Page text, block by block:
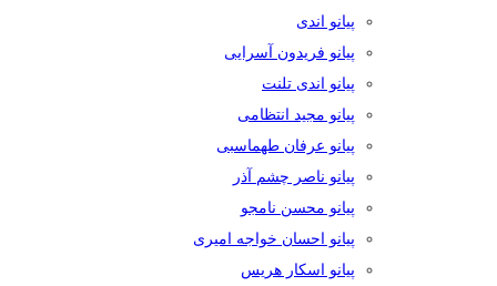
پیانو اندی
پیانو فریدون آسرایی
پیانو اندی تلنت
پیانو مجید انتظامی
پیانو عرفان طهماسبی
پیانو ناصر چشم آذر
پیانو محسن نامجو
پیانو احسان خواجه امیری
پیانو اسکار هریس